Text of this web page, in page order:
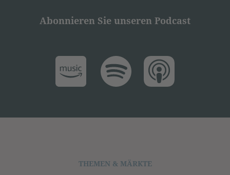
Abonnieren Sie unseren Podcast
THEMEN & MÄRKTE